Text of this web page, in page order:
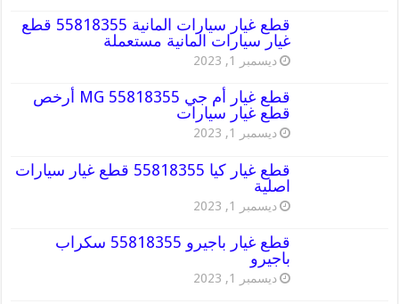
قطع غيار سيارات المانية 55818355 قطع
غيار سيارات المانية مستعملة
ديسمبر 1, 2023
قطع غيار أم جي MG 55818355 أرخص
قطع غيار سيارات
ديسمبر 1, 2023
قطع غيار كيا 55818355 قطع غيار سيارات
اصلية
ديسمبر 1, 2023
قطع غيار باجيرو 55818355 سكراب
باجيرو
ديسمبر 1, 2023